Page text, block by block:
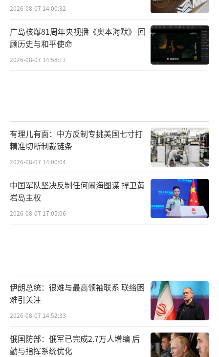
2026-08-07 14:00:32
广岛核爆81周年央视播《奥本海默》 回
顾历史与和平使命
2026-08-07 14:58:17
有理儿有面：中方反制专挑美国七寸打
精准切断制裁链条
2026-08-07 14:00:04
中国军队坚决反制任何闹海图谋 捍卫黄
岩岛主权
2026-08-07 17:05:06
伊朗总统：很难与最高领袖联系 联络困
难引关注
2026-08-07 14:52:33
俄国防部：俄军已完成2.7万人增编 后
勤与指挥系统优化